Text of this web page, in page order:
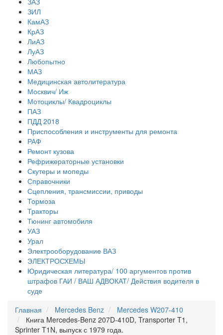
ЗИЛ
КамАЗ
КрАЗ
ЛиАЗ
ЛуАЗ
Любопытно
МАЗ
Медицинская автолитература
Москвич/ Иж
Мотоциклы/ Квадроциклы
ПАЗ
ПДД 2018
Приспособления и инструменты для ремонта
РАФ
Ремонт кузова
Рефрижераторные установки
Скутеры и мопеды
Справочники
Сцепления, трансмиссии, приводы
Тормоза
Тракторы
Тюнинг автомобиля
УАЗ
Урал
Электрооборудование ВАЗ
ЭЛЕКТРОСХЕМЫ
Юридическая литература/ 100 аргументов против
штрафов ГАИ / ВАШ АДВОКАТ/ Действия водителя в
суде
Главная
Mercedes Benz
Mercedes W207-410
Книга Mercedes-Benz 207D-410D, Transporter T1,
Sprinter T1N, выпуск с 1979 года.